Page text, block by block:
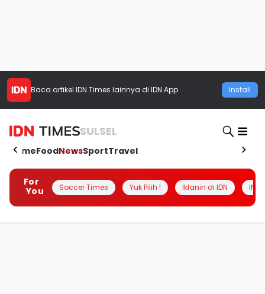
Baca artikel IDN Times lainnya di IDN App Install
SULSEL
HomeFoodNewsSportTravel
For
You
Soccer Times Yuk Pilih ! Iklanin di IDN